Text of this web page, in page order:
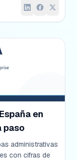
en
paso
administrativas
con cifras de